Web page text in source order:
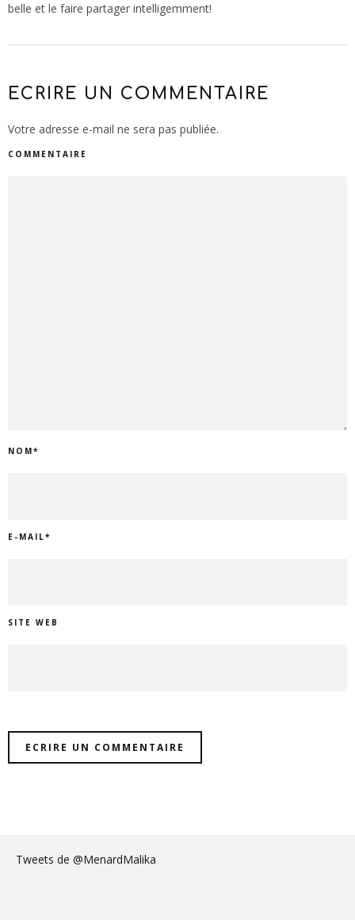
belle et le faire partager intelligemment!
ECRIRE UN COMMENTAIRE
Votre adresse e-mail ne sera pas publiée.
COMMENTAIRE
NOM*
E-MAIL*
SITE WEB
Tweets de @MenardMalika